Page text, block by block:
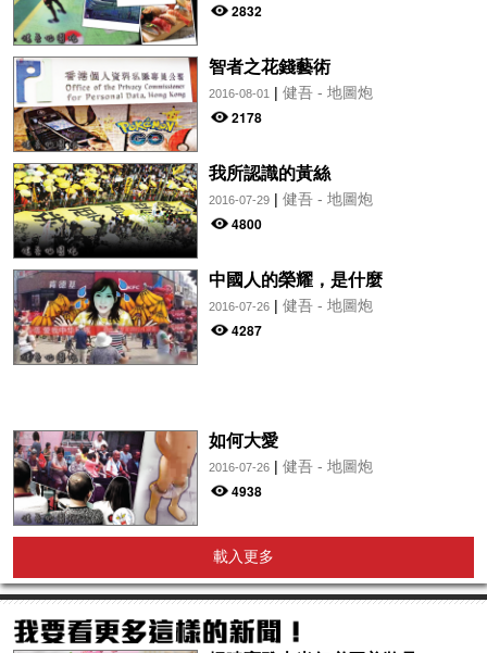
2832
智者之花錢藝術
2016-08-01 | 健吾 - 地圖炮
2178
我所認識的黃絲
2016-07-29| 健吾 - 地圖炮
4800
中國人的榮耀，是什麼
2016-07-26| 健吾 - 地圖炮
4287
如何大愛
2016-07-26| 健吾 - 地圖炮
4938
載入更多